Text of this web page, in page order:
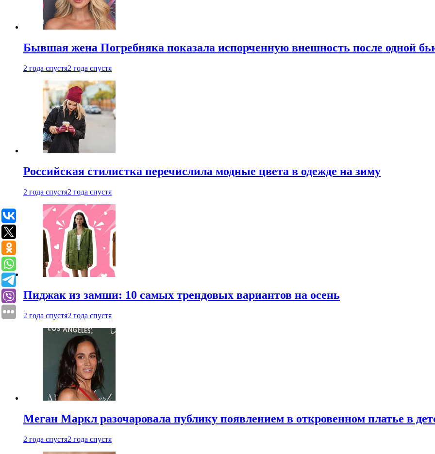
Бывшая жена Погребняка показала испорченную внешность после одной
2 года спустя2 года спустя
Российская стилистка перечислила модные цвета в одежде на зиму
2 года спустя2 года спустя
Пиджак из замши: 10 самых трендовых вариантов на осень
2 года спустя2 года спустя
Меган Маркл разочаровала публику появлением в откровенном платье в
2 года спустя2 года спустя